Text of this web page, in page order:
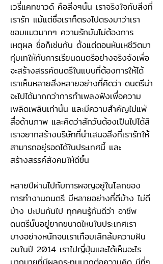
เวรี่แคทซาวด์ คือสิ่งๆนั้น เราจริงใจกับสิ่งที่
เรารัก แม้แต่ชื่อเราก็ตรงไปตรงมาว่าเรา
ชอบแมวมากๆ ความรักมันไม่ต้องการ
เหตุผล ชื่อก็เช่นกัน ตั้งแต่ตอนหันเหชีวิตมา
ทุ่มเทให้กับการเรียนดนตรีอย่างจริงจังเพื่อ
จะสร้างสรรค์ดนตรีในแบบที่ต้องการให้ได้
เราเห็นหลายสิ่งหลายอย่างที่คิดว่า ดนตรีน่า
จะไปได้มากกว่าการทำเพลงฟังเพื่อความ
เพลิดเพลินเท่านั้น และมีความสำคัญไม่แพ้
สื่อด้านภาพ และคิดว่าสักวันต้องเป็นไปได้สิ
เราอยากสร้างบริษัทที่นำเสนอสิ่งที่เรารักให้
สามารถอยู่รอดได้ในประเทศนี้ และ
สร้างสรรค์สังคมให้ดีขึ้น
หลายปีผ่านไปกับการผจญอยู่ในโลกของ
การทำงานดนตรี มีหลายอย่างที่ดีบ้าง ไม่ดี
บ้าง ปะปนกันไป ทุกคนรู้กันดีว่า อาชีพ
ดนตรีนั้นอยู่ยากขนาดไหนในประเทศเรา
บางอย่างหนักจนเราเกือบเลิกล้มความฝัน
จนในปี 2014 เราไปญี่ปุ่นและได้เห็นอะไร